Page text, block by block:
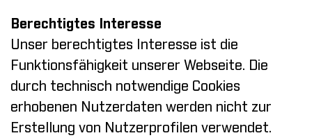
Berechtigtes Interesse
Unser berechtigtes Interesse ist die
Funktionsfähigkeit unserer Webseite. Die
durch technisch notwendige Cookies
erhobenen Nutzerdaten werden nicht zur
Erstellung von Nutzerprofilen verwendet.